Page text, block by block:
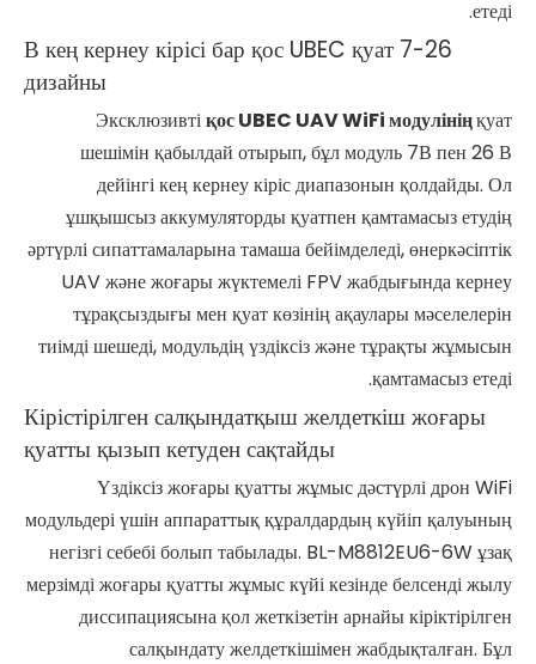
етеді.
7-26 В кең кернеу кірісі бар қос UBEC қуат
дизайны
Эксклюзивтіқос UBEC UAV WiFi модулініңқуат
шешімін қабылдай отырып, бұл модуль 7В пен 26 В
дейінгі кең кернеу кіріс диапазонын қолдайды. Ол
ұшқышсыз аккумуляторды қуатпен қамтамасыз етудің
әртүрлі сипаттамаларына тамаша бейімделеді, өнеркәсіптік
UAV және жоғары жүктемелі FPV жабдығында кернеу
тұрақсыздығы мен қуат көзінің ақаулары мәселелерін
тиімді шешеді, модульдің үздіксіз және тұрақты жұмысын
қамтамасыз етеді.
Кірістірілген салқындатқыш желдеткіш жоғары
қуатты қызып кетуден сақтайды
Үздіксіз жоғары қуатты жұмыс дәстүрлі дрон WiFi
модульдері үшін аппараттық құралдардың күйіп қалуының
негізгі себебі болып табылады. BL-M8812EU6-6W ұзақ
мерзімді жоғары қуатты жұмыс күйі кезінде белсенді жылу
диссипациясына қол жеткізетін арнайы кіріктірілген
салқындату желдеткішімен жабдықталған. Бұл